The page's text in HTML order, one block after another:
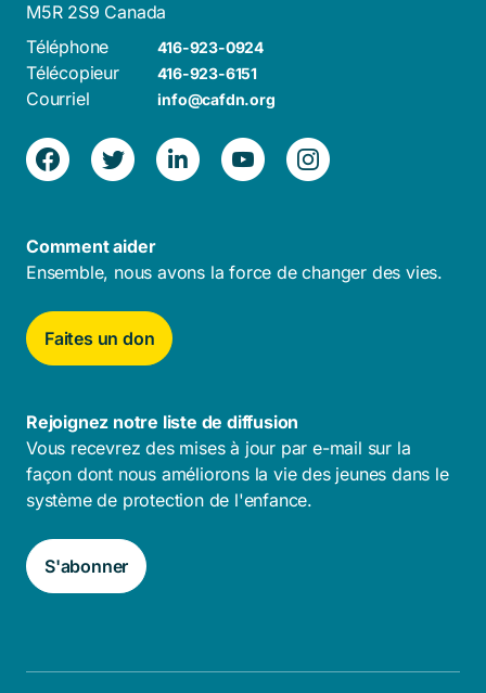
M5R 2S9 Canada
Téléphone
416-923-0924
Télécopieur 416-923-6151
Courriel info@cafdn.org
Comment aider
Ensemble, nous avons la force de changer des vies.
Faites un don
Rejoignez notre liste de diffusion
Vous recevrez des mises à jour par e-mail sur la
façon dont nous améliorons la vie des jeunes dans le
système de protection de l'enfance.
S'abonner